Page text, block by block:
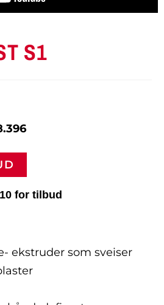
S1
for tilbud
ekstruder som sveiser